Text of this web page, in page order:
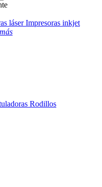
láserImpresoras inkjet
Rodillos